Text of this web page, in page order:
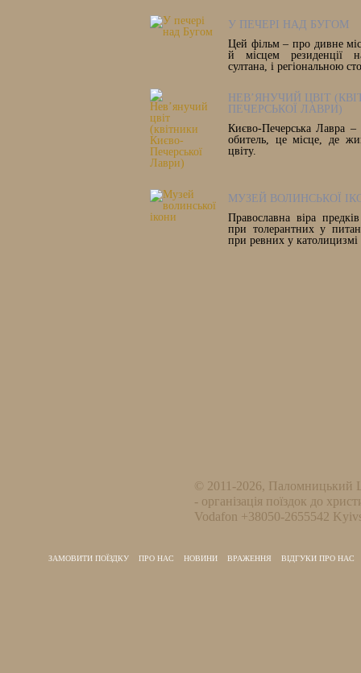
У ПЕЧЕРІ НАД БУГОМ
Цей фільм – про дивне
й місцем резиденції
султана, і регіональною
НЕВ’ЯНУЧИЙ ЦВІТ
ПЕЧЕРСЬКОЇ ЛАВРИ)
Києво-Печерська Лавра –
обитель, це місце, де
цвіту.
МУЗЕЙ ВОЛИНСЬКОЇ
Православна віра
при толерантних у
при ревних у католицизмі
© 2011-2026, Паломницький
- організація поїздок до
Vodafon +38050-2655542
ЗАМОВИТИ ПОЇЗДКУ ПРО НАС НОВИНИ ВРАЖЕННЯ ВІДГУКИ ПРО НАС